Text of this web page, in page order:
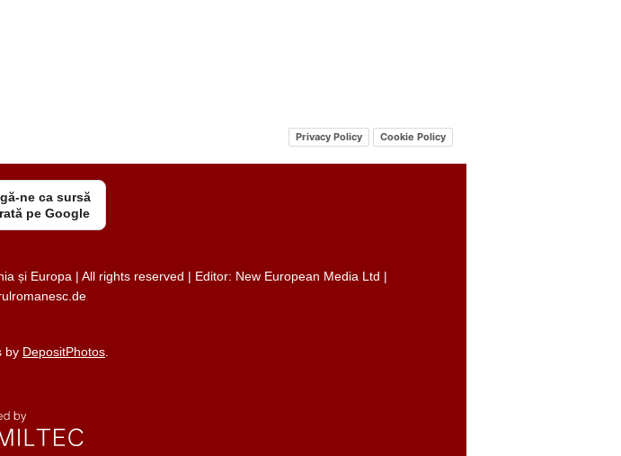
Privacy Policy Cookie Policy
ne ca sursă
pe Google
și Europa | All rights reserved | Editor: New European Media Ltd |
by DepositPhotos